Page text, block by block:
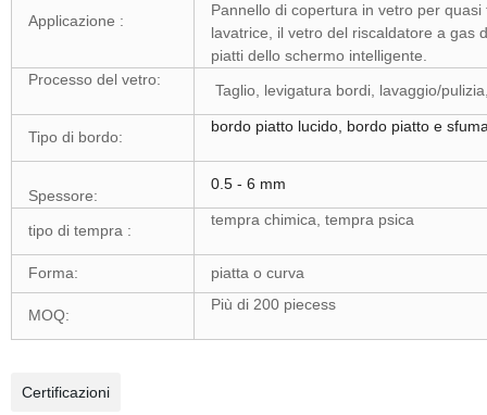
Applicazione :
Pannello di copertura in vetro per
lavatrice, il vetro del riscaldatore a gas
piatti dello schermo intelligente.
Processo del vetro:
Taglio, levigatura bordi, lavaggio/
Tipo di bordo:
bordo piatto lucido, bordo piatto e
Spessore:
0.5 - 6 mm
tipo di tempra :
tempra chimica, tempra psica
Forma: piatta o curva
MOQ:
Più di 200 piecess
Certificazioni